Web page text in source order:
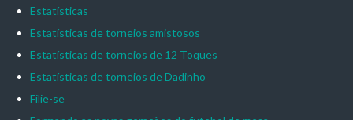
Estatísticas
Estatísticas de torneios amistosos
Estatísticas de torneios de 12 Toques
Estatísticas de torneios de Dadinho
Filie-se